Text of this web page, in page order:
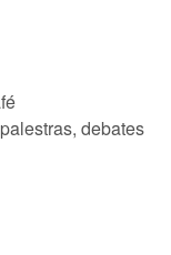
debates